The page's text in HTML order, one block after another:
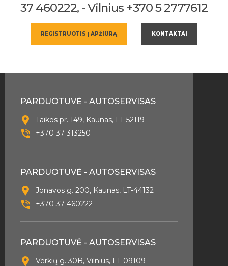
37 460222, - Vilnius +370 5 2777612
REGISTRUOTIS Į APŽIŪRĄ KONTAKTAI
PARDUOTUVĖ - AUTOSERVISAS
Taikos pr. 149, Kaunas, LT-52119
+370 37 313250
PARDUOTUVĖ - AUTOSERVISAS
Jonavos g. 200, Kaunas, LT-44132
+370 37 460222
PARDUOTUVĖ - AUTOSERVISAS
Verkių g. 30B, Vilnius, LT-09109